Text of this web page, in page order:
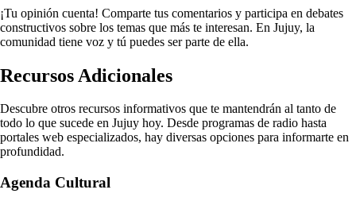
¡Tu opinión cuenta! Comparte tus comentarios y participa en debates
constructivos sobre los temas que más te interesan. En Jujuy, la
comunidad tiene voz y tú puedes ser parte de ella.
Recursos Adicionales
Descubre otros recursos informativos que te mantendrán al tanto de
todo lo que sucede en Jujuy hoy. Desde programas de radio hasta
portales web especializados, hay diversas opciones para informarte en
profundidad.
Agenda Cultural